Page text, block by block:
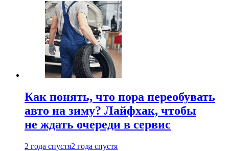
Как понять, что пора переобувать
авто на зиму? Лайфхак, чтобы
не ждать очереди в сервис
2 года спустя2 года спустя